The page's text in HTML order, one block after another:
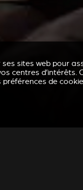
sites web pour
centres d’intérêts.
préférences de